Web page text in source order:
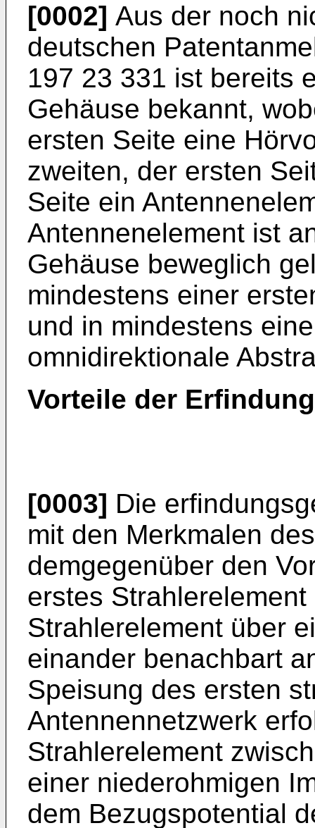
[0002] Aus der noch
deutschen
197 23 331 ist bereits
Gehäuse bekannt,
ersten Seite eine
zweiten, der ersten
Seite ein
Antennenelement ist
Gehäuse beweglich
mindestens einer
und in mindestens
omnidirektionale
Vorteile der Erfindung
[0003] Die
mit den Merkmalen
demgegenüber den
erstes
Strahlerelement über
einander benachbart
Speisung des ersten
Antennennetzwerk
Strahlerelement
einer niederohmigen
dem Bezugspotential